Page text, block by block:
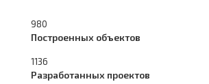
980
Построенных объектов
1136
Разработанных проектов